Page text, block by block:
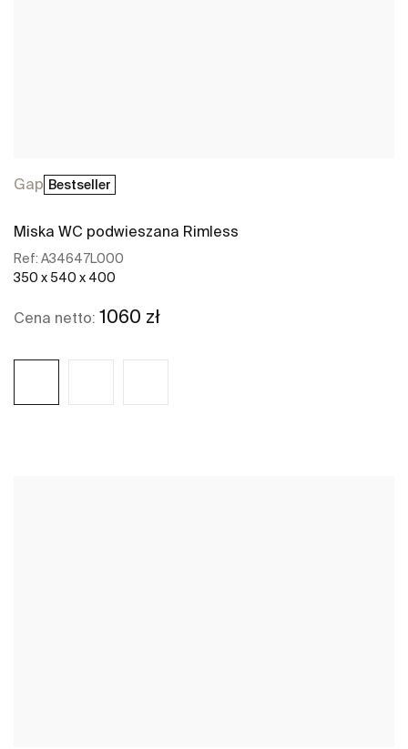
Gap Bestseller
Miska WC podwieszana Rimless
Ref: A34647L000
350 x 540 x 400
Cena netto: 1060 zł